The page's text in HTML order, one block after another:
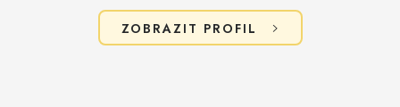
ZOBRAZIT PROFIL